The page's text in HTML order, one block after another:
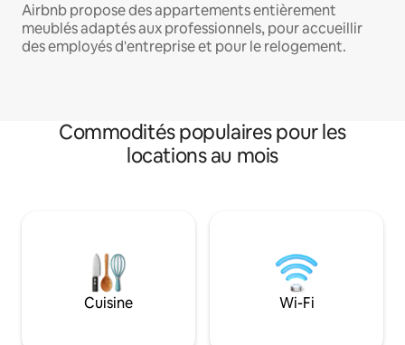
Airbnb propose des appartements entièrement
meublés adaptés aux professionnels, pour accueillir
des employés d'entreprise et pour le relogement.
Commodités populaires pour les
locations au mois
Cuisine Wi-Fi